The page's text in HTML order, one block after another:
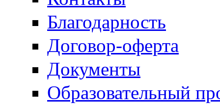
Благодарность
Договор-оферта
Документы
Образовательный